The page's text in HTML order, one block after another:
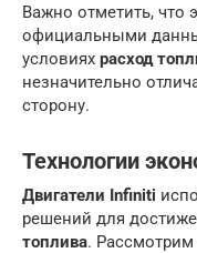
Важно отметить, что
официальными
условиях расход
незначительно
сторону.
Технологии
Двигатели Infiniti
решений для
топлива.